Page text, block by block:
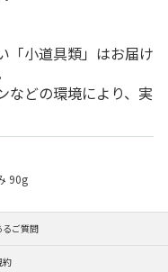
「小道具類」はお届け
などの環境により、実
90g
るご質問
約